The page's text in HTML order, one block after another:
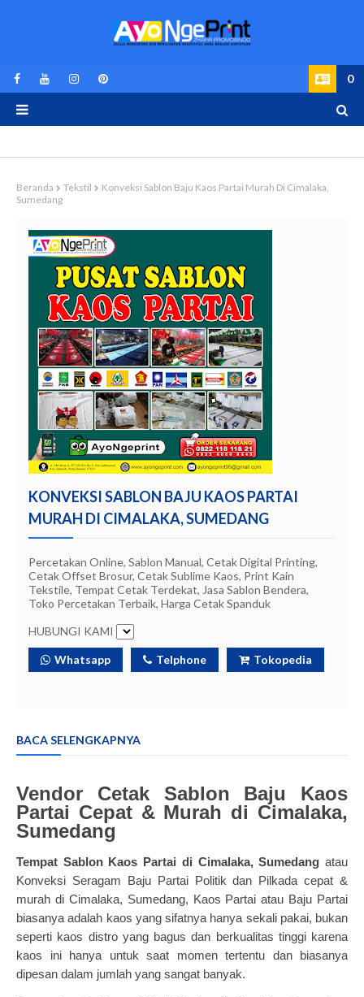
0
Beranda Tekstil
Konveksi Sablon Baju Kaos Partai Murah Di Cimalaka,
Sumedang
KONVEKSI SABLON BAJU KAOS PARTAI
MURAH DI CIMALAKA, SUMEDANG
Percetakan Online, Sablon Manual, Cetak Digital Printing,
Cetak Offset Brosur, Cetak Sublime Kaos, Print Kain
Tekstile, Tempat Cetak Terdekat, Jasa Sablon Bendera,
Toko Percetakan Terbaik, Harga Cetak Spanduk
HUBUNGI KAMI
Whatsapp Telphone Tokopedia
BACA SELENGKAPNYA
Vendor Cetak Sablon Baju Kaos
Partai Cepat & Murah di Cimalaka,
Sumedang
Tempat Sablon Kaos Partai di Cimalaka, Sumedang atau
Konveksi Seragam Baju Partai Politik dan Pilkada cepat &
murah di Cimalaka, Sumedang, Kaos Partai atau Baju Partai
biasanya adalah kaos yang sifatnya hanya sekali pakai, bukan
seperti kaos distro yang bagus dan berkualitas tinggi karena
kaos ini hanya untuk saat momen tertentu dan biasanya
dipesan dalam jumlah yang sangat banyak.